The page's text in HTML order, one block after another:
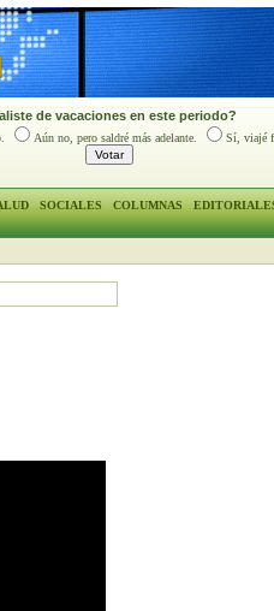
de vacaciones en este periodo?
Aún no, pero saldré más adelante. Sí, viajé
SOCIALES COLUMNAS